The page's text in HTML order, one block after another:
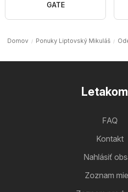
GATE
Domov Ponuky Liptovský Mikuláš
FAQ
Kontakt
Nahlásiť
Zoznam